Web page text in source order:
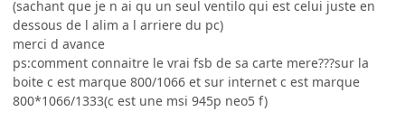
(sachant que je n ai qu un seul ventilo qui est celui juste en
dessous de l alim a l arriere du pc)
merci d avance
ps:comment connaitre le vrai fsb de sa carte mere???sur la
boite c est marque 800/1066 et sur internet c est marque
800*1066/1333(c est une msi 945p neo5 f)